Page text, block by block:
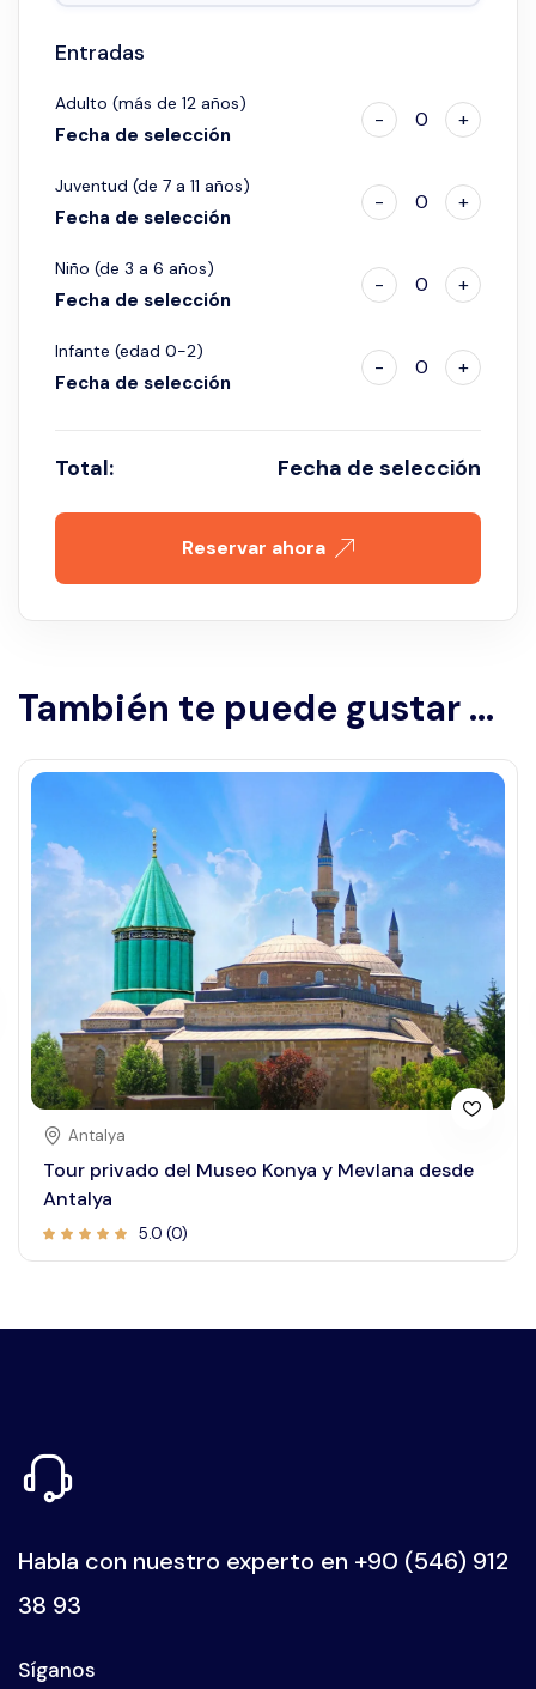
Entradas
Adulto (más de 12 años)
Fecha de selección
- 0 +
Juventud (de 7 a 11 años)
Fecha de selección
- 0 +
Niño (de 3 a 6 años)
Fecha de selección
- 0 +
Infante (edad 0-2)
Fecha de selección
- 0 +
Total: Fecha de selección
Reservar ahora
También te puede gustar ...
Antalya
Tour privado del Museo Konya y Mevlana desde
Antalya
5.0 (0)
Habla con nuestro experto en +90 (546) 912
38 93
Síganos